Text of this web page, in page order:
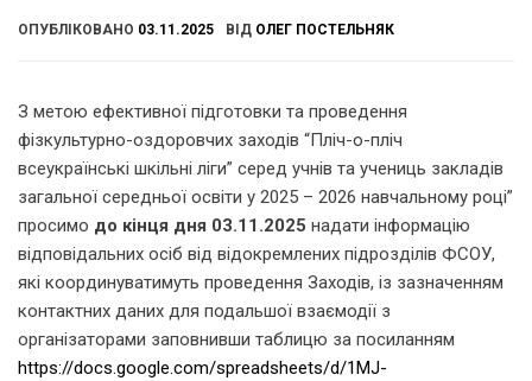
ОПУБЛІКОВАНО 03.11.2025 ВІД ОЛЕГ ПОСТЕЛЬНЯК
З метою ефективної підготовки та проведення
фізкультурно-оздоровчих заходів “Пліч-о-пліч
всеукраїнські шкільні ліги” серед учнів та учениць закладів
загальної середньої освіти у 2025 – 2026 навчальному році”
просимо до кінця дня 03.11.2025 надати інформацію
відповідальних осіб від відокремлених підрозділів ФСОУ,
які координуватимуть проведення Заходів, із зазначенням
контактних даних для подальшої взаємодії з
організаторами заповнивши таблицю за посиланням
https://docs.google.com/spreadsheets/d/1MJ-